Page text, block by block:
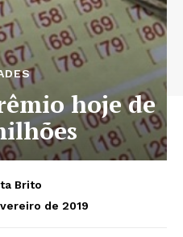
hoje de
Brito
de 2019